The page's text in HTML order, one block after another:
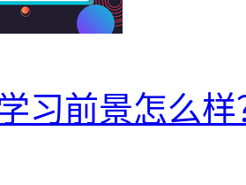
习前景怎么